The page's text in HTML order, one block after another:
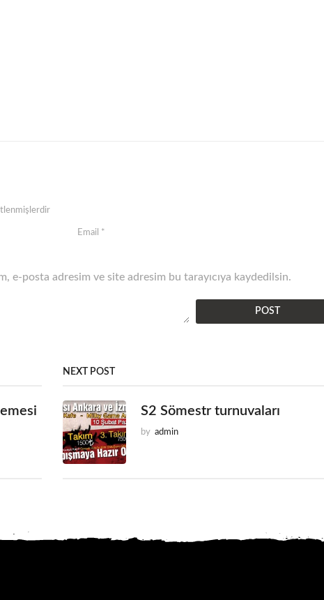
e-posta adresim ve site adresim bu tarayıcıya kaydedilsin.
NEXT POST
S2 Sömestr turnuvaları
by admin